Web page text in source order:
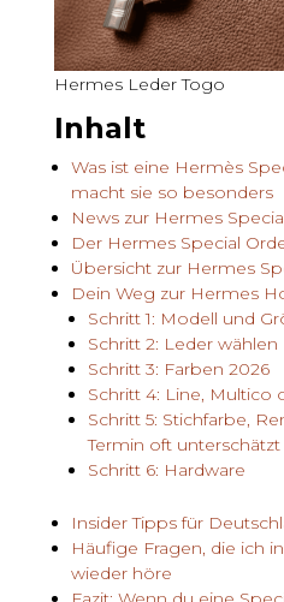
Hermes Leder Togo
Inhalt
Was ist eine Hermès
macht sie so besonders
News zur Hermes
Der Hermes Special
Übersicht zur Hermes
Dein Weg zur Hermes
Schritt 1: Modell und
Schritt 2: Leder wählen
Schritt 3: Farben 2026
Schritt 4: Line, Multico
Schritt 5: Stichfarbe,
Termin oft unterschätzt
Schritt 6: Hardware
Insider Tipps für
Häufige Fragen, die ich
wieder höre